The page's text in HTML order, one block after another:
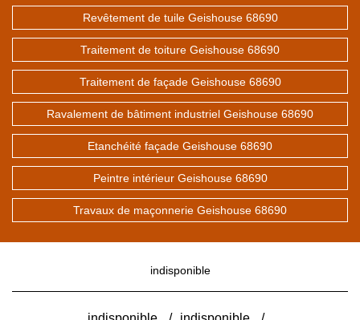
Revêtement de tuile Geishouse 68690
Traitement de toiture Geishouse 68690
Traitement de façade Geishouse 68690
Ravalement de bâtiment industriel Geishouse 68690
Etanchéité façade Geishouse 68690
Peintre intérieur Geishouse 68690
Travaux de maçonnerie Geishouse 68690
indisponible